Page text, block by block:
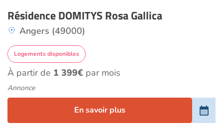
Résidence DOMITYS Rosa Gallica
Angers (49000)
Logements disponibles
À partir de 1 399€ par mois
Annonce
En savoir plus